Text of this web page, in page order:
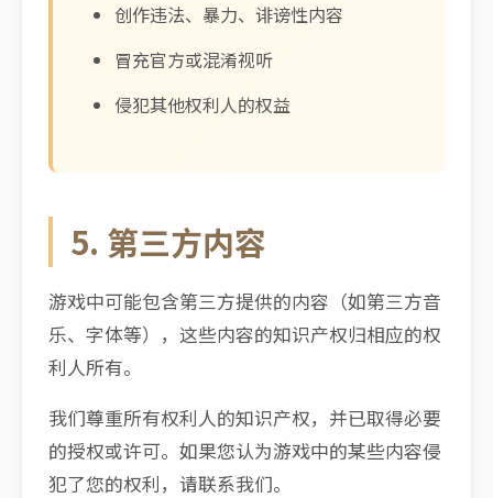
创作违法、暴力、诽谤性内容
冒充官方或混淆视听
侵犯其他权利人的权益
5. 第三方内容
游戏中可能包含第三方提供的内容（如第三方音
乐、字体等），这些内容的知识产权归相应的权
利人所有。
我们尊重所有权利人的知识产权，并已取得必要
的授权或许可。如果您认为游戏中的某些内容侵
犯了您的权利，请联系我们。